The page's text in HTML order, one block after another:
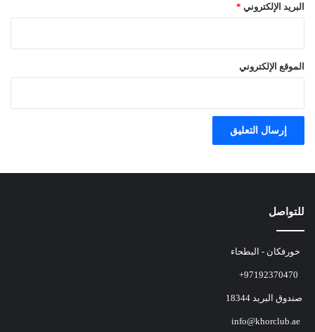
البريد الإلكتروني *
الموقع الإلكتروني
للتواصل
خورفكان - البطحاء
+97192370470
صندوق البريد 18344